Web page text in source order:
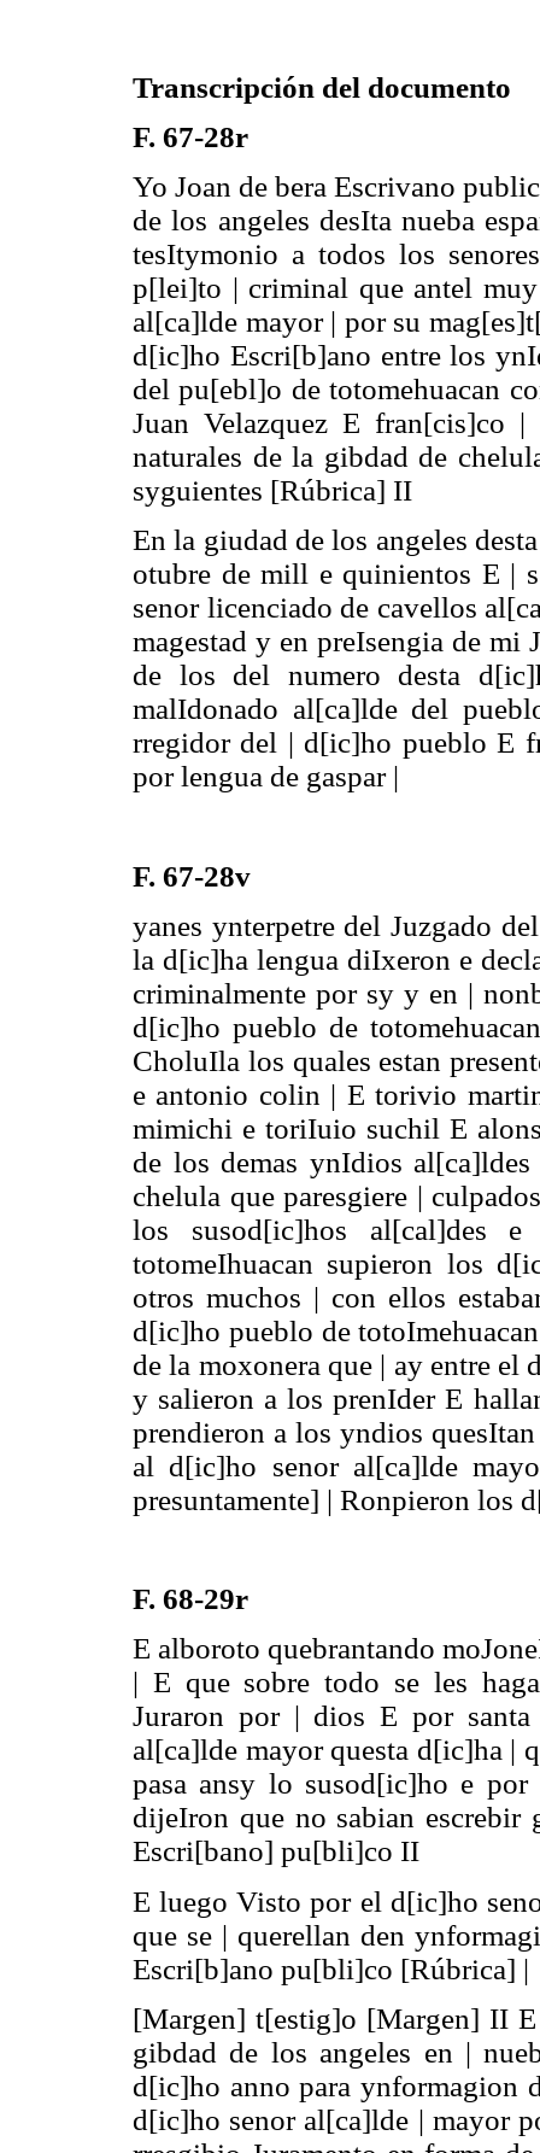
Transcripción del documento
F. 67-28r
Yo Joan de bera Escrivano
de los angeles desIta nueba
tesItymonio a todos los
p[lei]to | criminal que antel
al[ca]lde mayor | por su
d[ic]ho Escri[b]ano entre los
del pu[ebl]o de totomehuacan
Juan Velazquez E fran[cis]co
naturales de la gibdad de
syguientes [Rúbrica] II
En la giudad de los angeles
otubre de mill e quinientos E |
senor licenciado de cavellos
magestad y en preIsengia de
de los del numero desta
malIdonado al[ca]lde del
rregidor del | d[ic]ho pueblo E
por lengua de gaspar |
F. 67-28v
yanes ynterpetre del Juzgado
la d[ic]ha lengua diIxeron e
criminalmente por sy y en |
d[ic]ho pueblo de
CholuIla los quales estan
e antonio colin | E torivio
mimichi e toriIuio suchil E
de los demas ynIdios
chelula que paresgiere |
los susod[ic]hos al[cal]des
totomeIhuacan supieron los
otros muchos | con ellos
d[ic]ho pueblo de
de la moxonera que | ay entre
y salieron a los prenIder E
prendieron a los yndios
al d[ic]ho senor al[ca]lde
presuntamente] | Ronpieron los
F. 68-29r
E alboroto quebrantando
| E que sobre todo se les
Juraron por | dios E por
al[ca]lde mayor questa d[ic]ha |
pasa ansy lo susod[ic]ho e
dijeIron que no sabian escrebir
Escri[bano] pu[bli]co II
E luego Visto por el d[ic]ho
que se | querellan den
Escri[b]ano pu[bli]co [Rúbrica] |
[Margen] t[estig]o [Margen] II
gibdad de los angeles en |
d[ic]ho anno para ynformagion
d[ic]ho senor al[ca]lde | mayor